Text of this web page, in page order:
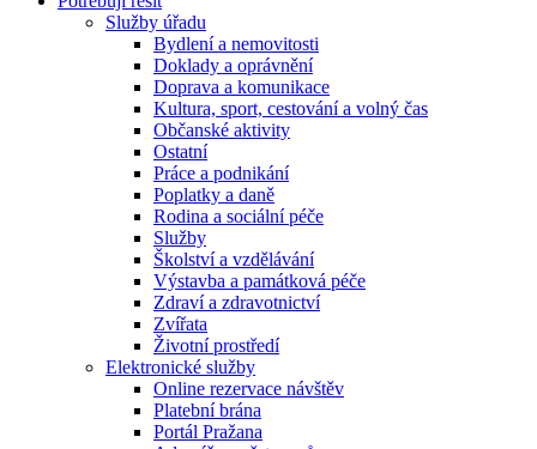
Služby úřadu
Bydlení a nemovitosti
Doklady a oprávnění
Doprava a komunikace
Kultura, sport, cestování a volný čas
Občanské aktivity
Ostatní
Práce a podnikání
Poplatky a daně
Rodina a sociální péče
Služby
Školství a vzdělávání
Výstavba a památková péče
Zdraví a zdravotnictví
Zvířata
Životní prostředí
Elektronické služby
Online rezervace návštěv
Platební brána
Portál Pražana